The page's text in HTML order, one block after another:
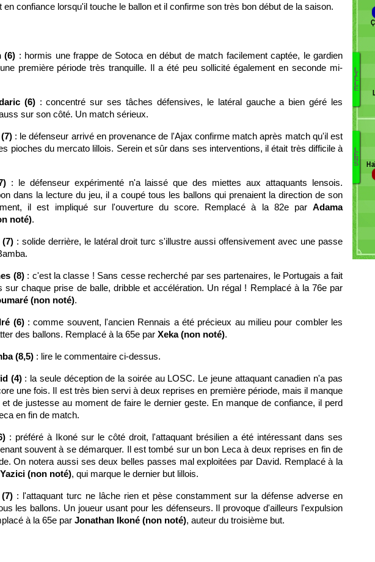
en confiance lorsqu'il touche le ballon et il confirme son très bon début de la saison.
(6) : hormis une frappe de Sotoca en début de match facilement captée, le gardien
première période très tranquille. Il a été peu sollicité également en seconde mi-
(6): concentré sur ses tâches défensives, le latéral gauche a bien géré les
sur son côté. Un match sérieux.
: le défenseur arrivé en provenance de l'Ajax confirme match après match qu'il est
pioches du mercato lillois. Serein et sûr dans ses interventions, il était très difficile à
: le défenseur expérimenté n'a laissé que des miettes aux attaquants lensois.
dans la lecture du jeu, il a coupé tous les ballons qui prenaient la direction de son
il est impliqué sur l'ouverture du score. Remplacé à la 82e par Adama
noté).
(7): solide derrière, le latéral droit turc s'illustre aussi offensivement avec une passe
(8): c'est la classe ! Sans cesse recherché par ses partenaires, le Portugais a fait
sur chaque prise de balle, dribble et accélération. Un régal ! Remplacé à la 76e par
(non noté).
(6): comme souvent, l'ancien Rennais a été précieux au milieu pour combler les
des ballons. Remplacé à la 65e par Xeka (non noté).
(8,5) : lire le commentaire ci-dessus.
(4): la seule déception de la soirée au LOSC. Le jeune attaquant canadien n'a pas
une fois. Il est très bien servi à deux reprises en première période, mais il manque
et de justesse au moment de faire le dernier geste. En manque de confiance, il perd
en fin de match.
: préféré à Ikoné sur le côté droit, l'attaquant brésilien a été intéressant dans ses
souvent à se démarquer. Il est tombé sur un bon Leca à deux reprises en fin de
On notera aussi ses deux belles passes mal exploitées par David. Remplacé à la
(non noté), qui marque le dernier but lillois.
: l'attaquant turc ne lâche rien et pèse constamment sur la défense adverse en
les ballons. Un joueur usant pour les défenseurs. Il provoque d'ailleurs l'expulsion
à la 65e par Jonathan Ikoné (non noté), auteur du troisième but.
L
I
L
L
E
L
E
N
S